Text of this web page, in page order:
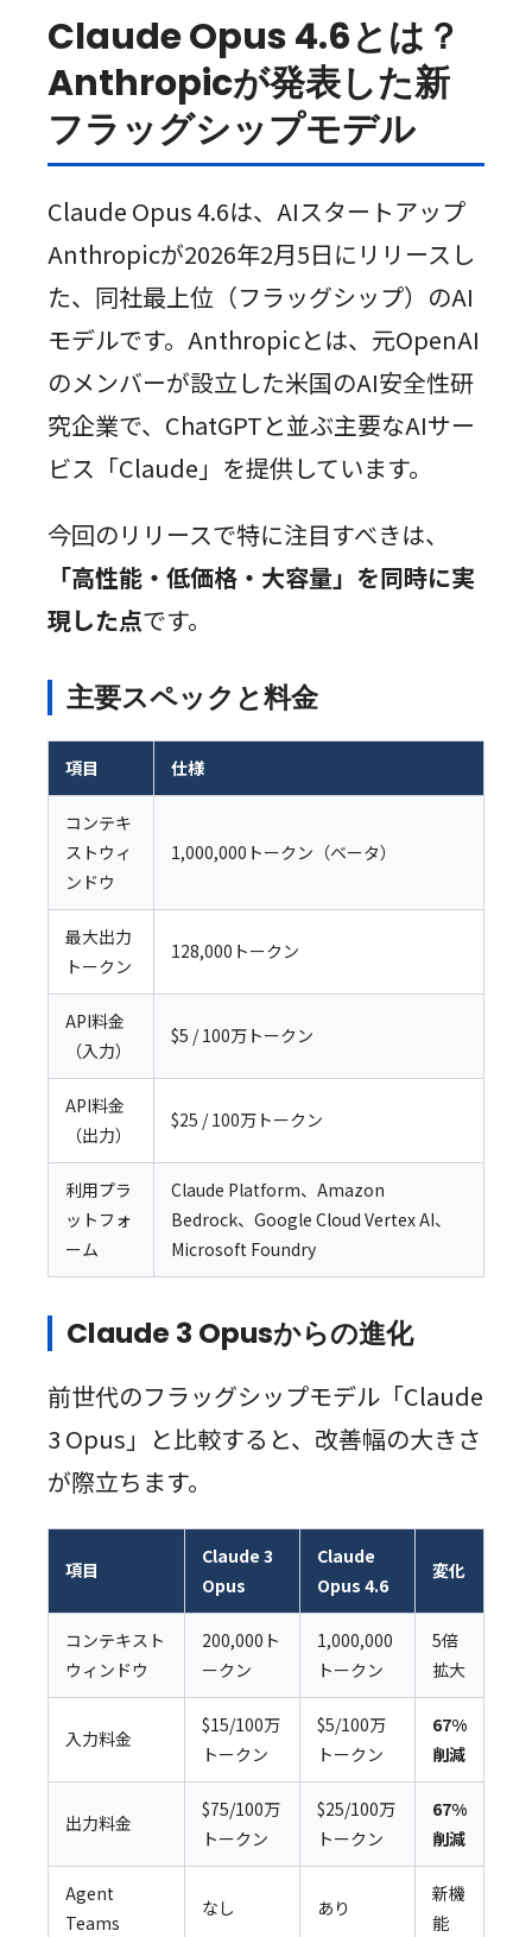
Claude Opus 4.6とは？
Anthropicが発表した新
フラッグシップモデル
Claude Opus 4.6は、AIスタートアップ
Anthropicが2026年2月5日にリリースし
た、同社最上位（フラッグシップ）のAI
モデルです。Anthropicとは、元OpenAI
のメンバーが設立した米国のAI安全性研
究企業で、ChatGPTと並ぶ主要なAIサー
ビス「Claude」を提供しています。
今回のリリースで特に注目すべきは、
「高性能・低価格・大容量」を同時に実
現した点です。
主要スペックと料金
項目 仕様
コンテキ
ストウィ
ンドウ
1,000,000トークン（ベータ）
最大出力
トークン
128,000トークン
API料金
（入力）
$5 / 100万トークン
API料金
（出力）
$25 / 100万トークン
利用プラ
ットフォ
ーム
Claude Platform、Amazon
Bedrock、Google Cloud Vertex AI、
Microsoft Foundry
Claude 3 Opusからの進化
前世代のフラッグシップモデル「Claude
3 Opus」と比較すると、改善幅の大きさ
が際立ちます。
項目
Claude 3
Opus
Claude
Opus 4.6
変化
コンテキスト
ウィンドウ
200,000ト
ークン
1,000,000
トークン
5倍
拡大
入力料金
$15/100万
トークン
$5/100万
トークン
67%
削減
出力料金
$75/100万
トークン
$25/100万
トークン
67%
削減
Agent
Teams
なし あり
新機
能